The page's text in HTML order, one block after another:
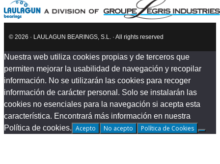
© 2026 · LAULAGUN BEARINGS, S.L. · All rights reserved
Nuestra web utiliza cookies propias y de terceros que
permiten mejorar la usabilidad de navegación y recopilar
información. No se utilizarán las cookies para recoger
información de carácter personal. Solo se instalarán las
cookies no esenciales para la navegación si acepta esta
característica. Encontrará más información en nuestra
Política de cookies. Acepto No acepto Política de Cookies